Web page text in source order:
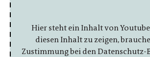
Hier steht ein Inhalt von
diesen Inhalt zu zeigen,
Zustimmung bei den Datenschutz-